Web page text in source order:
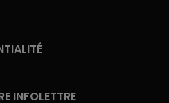
INFOLETTRE